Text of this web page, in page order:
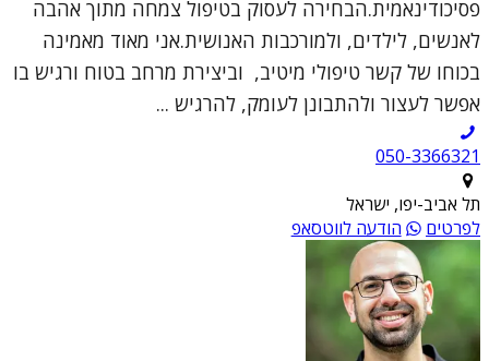
פסיכודינאמית.הבחירה לעסוק בטיפול צמחה מתוך אהבה
לאנשים, לילדים, ולמורכבות האנושית.אני מאוד מאמינה
בכוחו של קשר טיפולי מיטיב, וביצירת מרחב בטוח ורגיש בו
אפשר לעצור ולהתבונן לעומק, להרגיש ...
050-3366321
תל אביב-יפו, ישראל
לפרטים
הודעה לווטסאפ